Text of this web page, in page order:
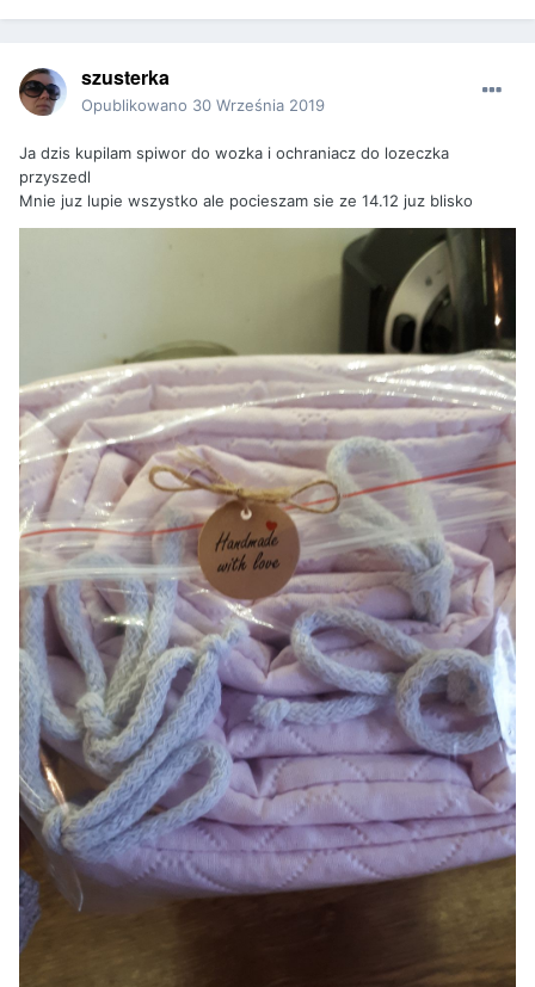
szusterka
Opublikowano 30 Września 2019
Ja dzis kupilam spiwor do wozka i ochraniacz do lozeczka
przyszedl
Mnie juz lupie wszystko ale pocieszam sie ze 14.12 juz blisko